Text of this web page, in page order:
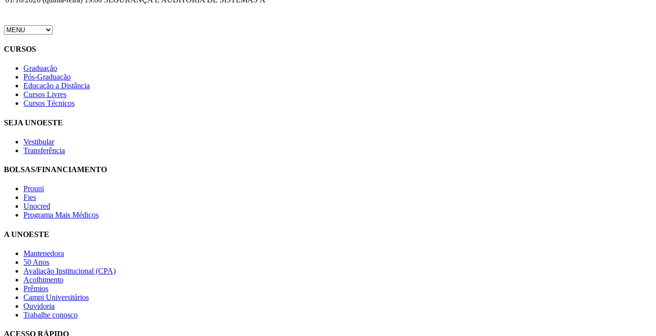
CURSOS
Graduação
Pós-Graduação
Educação a Distância
Cursos Livres
Cursos Técnicos
SEJA UNOESTE
Vestibular
Transferência
BOLSAS/FINANCIAMENTO
Prouni
Fies
Unocred
Programa Mais Médicos
A UNOESTE
Mantenedora
50 Anos
Avaliação Institucional (CPA)
Acolhimento
Prêmios
Campi Universitários
Ouvidoria
Trabalhe conosco
ACESSO RÁPIDO